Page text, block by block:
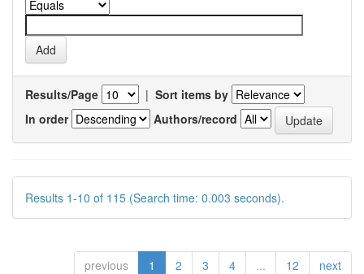
Results/Page | Sort items by
In order
Authors/record
Results 1-10 of 115 (Search time: 0.003 seconds).
previous 1 2 3 4 ... 12 next